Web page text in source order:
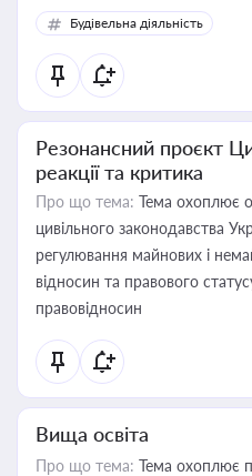
Будівельна діяльність
Резонансний проєкт
реакції та критика
Про що тема: Тема охоплює
цивільного законодавства
регулювання майнових і
відносин та правового
правовідносин
Вища освіта
Про що тема: Тема охоплює